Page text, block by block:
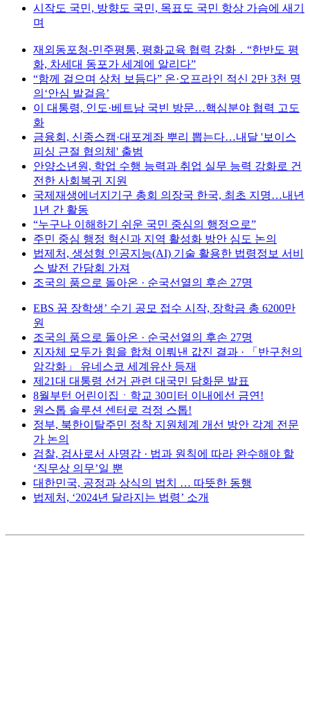
시작도 국민, 방향도 국민, 목표도 국민 항상 가슴에 새기
며
재외동포청-민주평통, 평화교육 협력 강화 ․ “한반도 평
화, 차세대 동포가 세계에 알리다”
“함께 걸으며 상처 보듬다” 온·오프라인 적신 2만 3천 명
의‘안심 발걸음’
이 대통령, 인도·베트남 국빈 방문…핵심분야 협력 고도
화
금융회, 신종스캠·대포계좌 뿌리 뽑는다…내달 '보이스
피싱 근절 협의체' 출범
안양소년원, 학업 수행 능력과 취업 실무 능력 강화로 건
전한 사회복귀 지원
국제재생에너지기구 총회 의장국 한국, 최초 지명…내년
1년 간 활동
“누구나 이해하기 쉬운 국민 중심의 행정으로”
주민 중심 행정 혁신과 지역 활성화 방안 심도 논의
법제처, 생성형 인공지능(AI) 기술 활용한 법령정보 서비
스 발전 간담회 가져
조국의 품으로 돌아온 · 순국선열의 후손 27명
EBS 꿈 장학생’ 수기 공모 접수 시작, 장학금 총 6200만
원
조국의 품으로 돌아온 · 순국선열의 후손 27명
지자체 모두가 힘을 합쳐 이뤄낸 값진 결과 · 「반구천의
암각화」 유네스코 세계유산 등재
제21대 대통령 선거 관련 대국민 담화문 발표
8월부턴 어린이집ㆍ학교 30미터 이내에선 금연!
원스톱 솔루션 센터로 걱정 스톱!
정부, 북한이탈주민 정착 지원체계 개선 방안 각계 전문
가 논의
검찰, 검사로서 사명감 · 법과 원칙에 따라 완수해야 할
‘직무상 의무’일 뿐
대한민국, 공정과 상식의 법치 … 따뜻한 동행
법제처, ‘2024년 달라지는 법령’ 소개